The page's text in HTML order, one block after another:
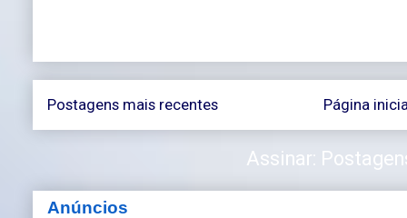
Postagens mais recentes Página
Assinar:
Anúncios